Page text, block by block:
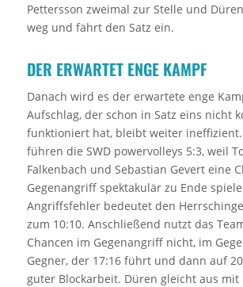
Pettersson zweimal zur Stelle und
weg und fährt den Satz ein.
DER ERWARTET ENGE KAMPF
Danach wird es der erwartete enge
Aufschlag, der schon in Satz eins nicht
funktioniert hat, bleibt weiter
führen die SWD powervolleys 5:3, weil
Falkenbach und Sebastian Gevert eine
Gegenangriff spektakulär zu Ende
Angriffsfehler bedeutet den
zum 10:10. Anschließend nutzt das
Chancen im Gegenangriff nicht, im
Gegner, der 17:16 führt und dann auf
guter Blockarbeit. Düren gleicht aus mit